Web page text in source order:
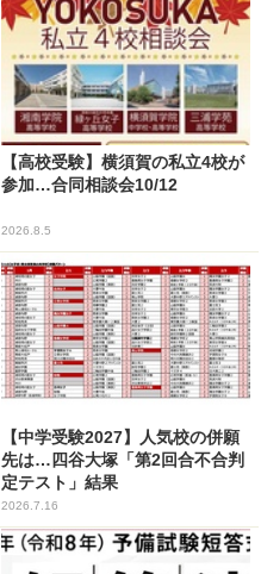
【高校受験】横須賀の私立4校が
参加…合同相談会10/12
2026.8.5
【中学受験2027】人気校の併願
先は…四谷大塚「第2回合不合判
定テスト」結果
2026.7.16